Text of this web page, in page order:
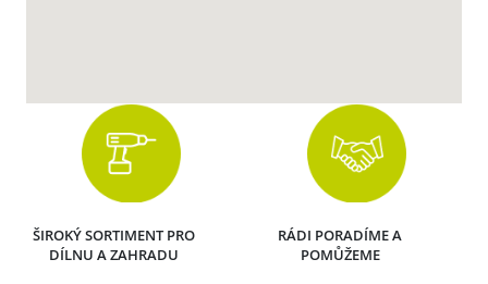
ŠIROKÝ SORTIMENT PRO
DÍLNU A ZAHRADU
RÁDI PORADÍME A
POMŮŽEME